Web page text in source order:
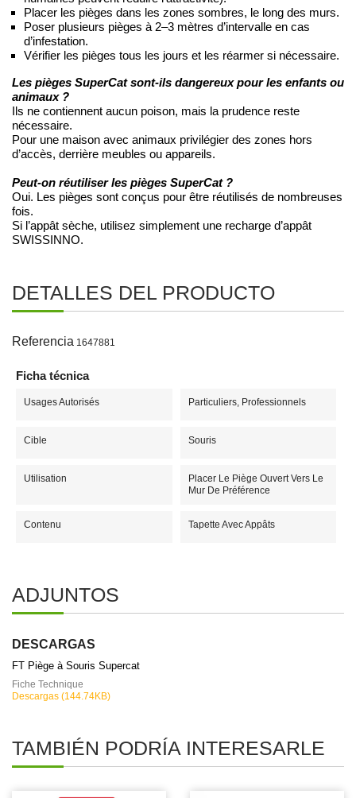
Placer les pièges dans les zones sombres, le long des murs.
Poser plusieurs pièges à 2–3 mètres d’intervalle en cas
d’infestation.
Vérifier les pièges tous les jours et les réarmer si nécessaire.
Les pièges SuperCat sont-ils dangereux pour les enfants ou
animaux ?
Ils ne contiennent aucun poison, mais la prudence reste
nécessaire.
Pour une maison avec animaux privilégier des zones hors
d’accès, derrière meubles ou appareils.
Peut-on réutiliser les pièges SuperCat ?
Oui. Les pièges sont conçus pour être réutilisés de nombreuses
fois.
Si l’appât sèche, utilisez simplement une recharge d’appât
SWISSINNO.
DETALLES DEL PRODUCTO
Referencia 1647881
Ficha técnica
Usages Autorisés Particuliers, Professionnels
Cible Souris
Utilisation
Placer Le Piège Ouvert Vers Le
Mur De Préférence
Contenu Tapette Avec Appâts
ADJUNTOS
DESCARGAS
FT Piège à Souris Supercat
Fiche Technique
Descargas (144.74KB)
TAMBIÉN PODRÍA INTERESARLE